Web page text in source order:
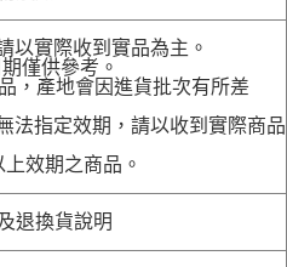
以實際收到實品為主。
僅供參考。
，產地會因進貨批次有所差
法指定效期，請以收到實際商品
效期之商品。
退換貨說明